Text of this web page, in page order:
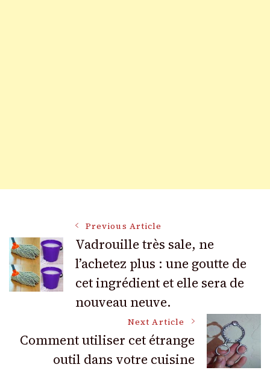
Post
Navigation
Previous Article
Vadrouille très sale, ne
l’achetez plus : une goutte de
cet ingrédient et elle sera de
nouveau neuve.
Next Article
Comment utiliser cet étrange
outil dans votre cuisine